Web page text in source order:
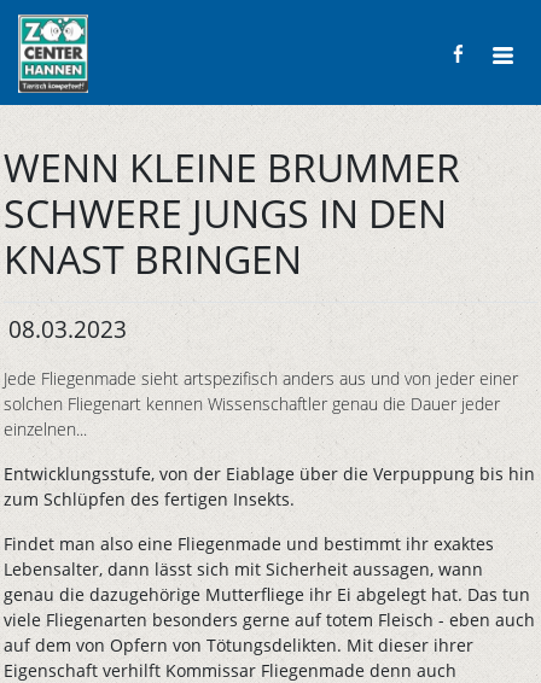
WENN KLEINE BRUMMER
SCHWERE JUNGS IN DEN
KNAST BRINGEN
08.03.2023
Jede Fliegenmade sieht artspezifisch anders aus und von jeder einer
solchen Fliegenart kennen Wissenschaftler genau die Dauer jeder
einzelnen...
Entwicklungsstufe, von der Eiablage über die Verpuppung bis hin
zum Schlüpfen des fertigen Insekts.
Findet man also eine Fliegenmade und bestimmt ihr exaktes
Lebensalter, dann lässt sich mit Sicherheit aussagen, wann
genau die dazugehörige Mutterfliege ihr Ei abgelegt hat. Das tun
viele Fliegenarten besonders gerne auf totem Fleisch - eben auch
auf dem von Opfern von Tötungsdelikten. Mit dieser ihrer
Eigenschaft verhilft Kommissar Fliegenmade denn auch